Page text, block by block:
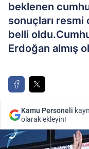
beklenen
sonuçları resmi
belli
Erdoğan almış
Kamu Personeli
olarak ekleyin!